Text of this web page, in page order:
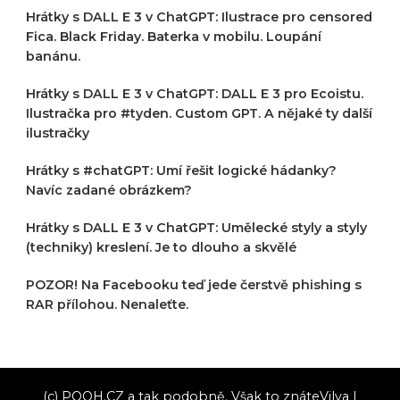
Hrátky s DALL E 3 v ChatGPT: Ilustrace pro censored
Fica. Black Friday. Baterka v mobilu. Loupání
banánu.
Hrátky s DALL E 3 v ChatGPT: DALL E 3 pro Ecoistu.
Ilustračka pro #tyden. Custom GPT. A nějaké ty další
ilustračky
Hrátky s #chatGPT: Umí řešit logické hádanky?
Navíc zadané obrázkem?
Hrátky s DALL E 3 v ChatGPT: Umělecké styly a styly
(techniky) kreslení. Je to dlouho a skvělé
POZOR! Na Facebooku teď jede čerstvě phishing s
RAR přílohou. Nenaleťte.
(c) POOH.CZ a tak podobně. Však to znáteVilva |